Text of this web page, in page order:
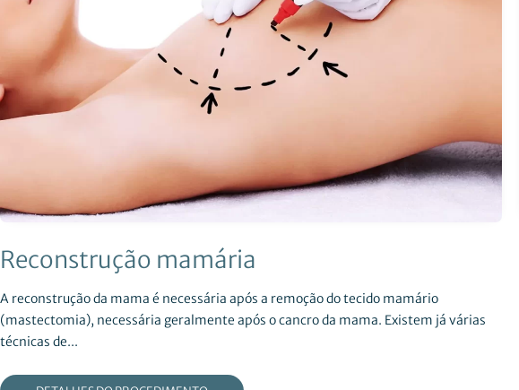
Reconstrução mamária
A reconstrução da mama é necessária após a remoção do tecido mamário
(mastectomia), necessária geralmente após o cancro da mama. Existem já várias
técnicas de...